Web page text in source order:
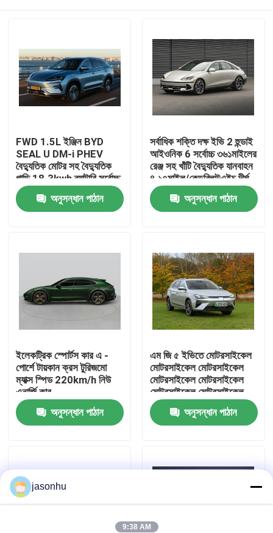
বাড়ি
আমাদের সম্পর্কে
কারখানা ভ্রমণ
মান নিয়ন্ত্রণ
আমাদের সাথে যোগাযোগ করুন
উদ্ধৃতির জন্য আবেদন
বিশুদ্ধ ইলেকট্রিক গাড়ি
FWD 1.5L ইঞ্জিন BYD
SEAL U DM-i PHEV
বৈদ্যুতিক মোটর সহ বৈদ্যুতিক
গাড়ি 18.3kwh ব্যাটারি সর্বোচ্চ
শক্তি 214bhp
অনুসন্ধান পাঠান
সর্বাধিক শক্তি দক্ষ ইভি 2 হুন্ডাই
আইওনিক 6 সর্বোচ্চ ৩৬১মাইলের
রেঞ্জ সহ খাঁটি বৈদ্যুতিক যানবাহন
৪.১৭মাইল/কেডব্লিউএইচ দীর্ঘ
পরিসীমা
অনুসন্ধান পাঠান
ইলেকট্রিক স্পোর্টস কার এ -
পোর্শে টায়কান ক্রস টুরিজমো
ম্যাক্স স্পিড 220km/h নিউ
এনার্জি কার
অনুসন্ধান পাঠান
এম জি ৫ ইভিতে মোটরসাইকেল
মোটরসাইকেল মোটরসাইকেল
মোটরসাইকেল মোটরসাইকেল
মোটরসাইকেল মোটরসাইকেল
মোটরসাইকেল মোটরসাইকেল
মোটরসাইকেল মোটরসাইকেল
মোটরসাইকেল মোটরসাইকেল
মোটরসাইকেল মোটরসাইকেল
মোটরসাইকেল মোটরসাইকেল
মোটরসাইকেল মোটরসাইকেল
অনুসন্ধান পাঠান
jasonhu
9:38 AM